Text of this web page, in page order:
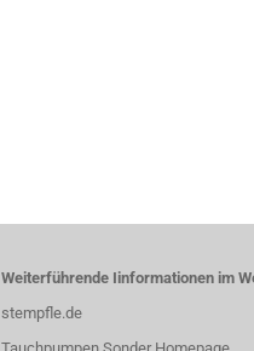
Weiterführende Iinformationen im
stempfle.de